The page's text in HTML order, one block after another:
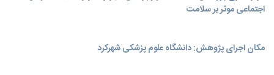
اجتماعی موثر بر سلامت
مکان اجرای پژوهش: دانشگاه علوم پزشکی شهرکرد